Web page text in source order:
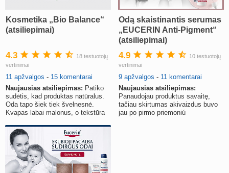
Kosmetika „Bio Balance“
(atsiliepimai)
4.3
18 testuotojų
vertinimai
11 apžvalgos - 15 komentarai
Naujausias atsiliepimas: Patiko
sudėtis, kad produktas natūralus.
Oda tapo šiek tiek švelnesnė.
Kvapas labai malonus, o tekstūra
Odą skaistinantis serumas
„EUCERIN Anti-Pigment“
(atsiliepimai)
4.9
10 testuotojų
vertinimai
9 apžvalgos - 11 komentarai
Naujausias atsiliepimas:
Panaudojau produktus savaitę,
tačiau skirtumas akivaizdus buvo
jau po pirmo priemoniú